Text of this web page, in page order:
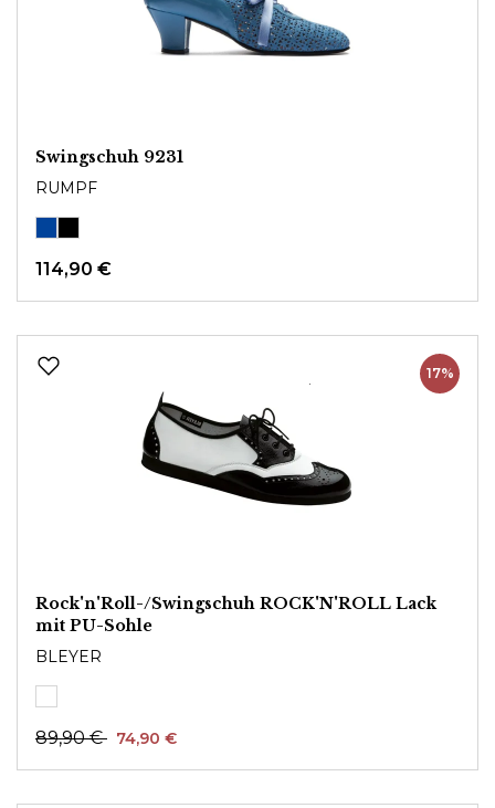
Swingschuh 9231
RUMPF
114,90 €
17%
Rock'n'Roll-/Swingschuh ROCK'N'ROLL Lack
mit PU-Sohle
BLEYER
89,90 € 74,90 €